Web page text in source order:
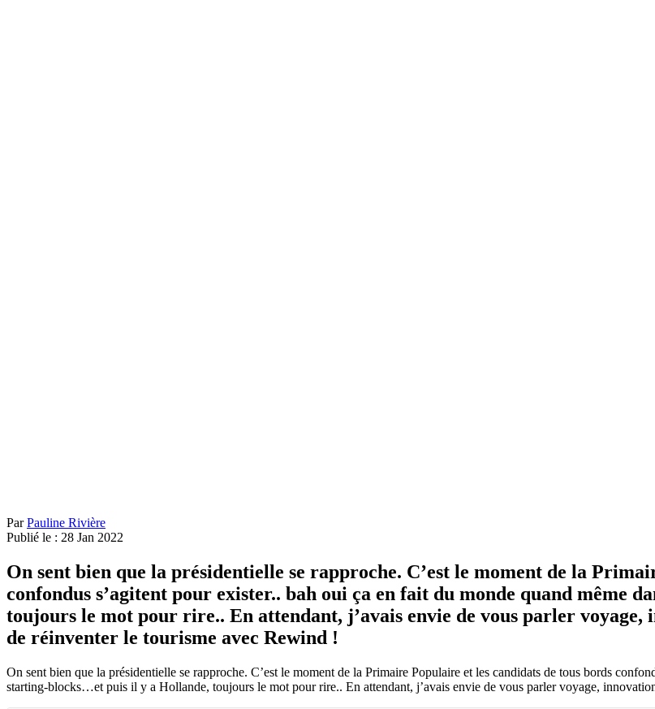
ParPauline Rivière
Publié le : 28 Jan 2022
On sent bien que la présidentielle se rapproche. C’est le moment de la
confondus s’agitent pour exister.. bah oui ça en fait du monde quand même
toujours le mot pour rire.. En attendant, j’avais envie de vous parler
de réinventer le tourisme avec Rewind !
On sent bien que la présidentielle se rapproche. C’est le moment de la Primaire Populaire et les candidats de tous bords
starting-blocks…et puis il y a Hollande, toujours le mot pour rire.. En attendant, j’avais envie de vous parler voyage,